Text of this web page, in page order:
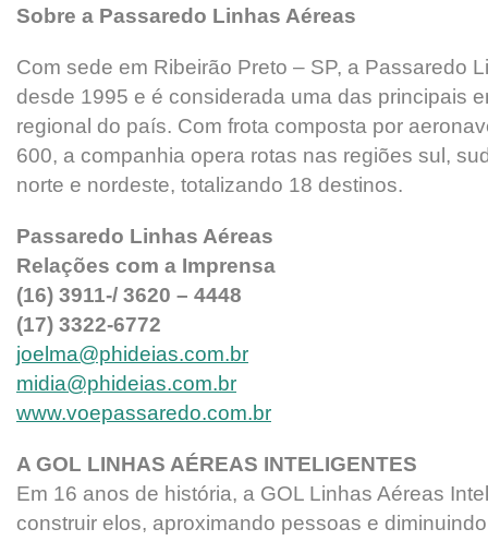
Sobre a Passaredo Linhas Aéreas
Com sede em Ribeirão Preto – SP, a Passaredo
desde 1995 e é considerada uma das principais
regional do país. Com frota composta por
600, a companhia opera rotas nas regiões sul,
norte e nordeste, totalizando 18 destinos.
Passaredo Linhas Aéreas
Relações com a Imprensa
(16) 3911-/ 3620 – 4448
(17) 3322-6772
joelma@phideias.com.br
midia@phideias.com.br
www.voepassaredo.com.br
A GOL LINHAS AÉREAS INTELIGENTES
Em 16 anos de história, a GOL Linhas Aéreas
construir elos, aproximando pessoas e